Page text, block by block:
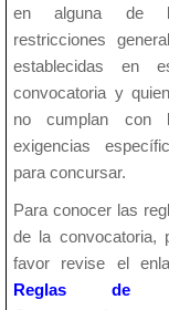
en alguna de
restricciones
establecidas en
convocatoria y
no cumplan con
exigencias
para concursar.
Para conocer las
de la convocatoria,
favor revise el
Reglas de